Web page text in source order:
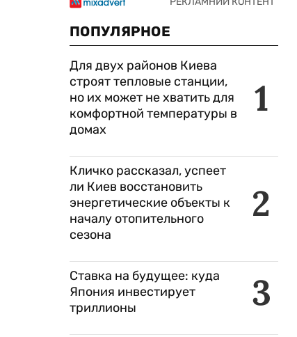
ПОПУЛЯРНОЕ
1
Для двух районов Киева
строят тепловые станции,
но их может не хватить для
комфортной температуры в
домах
2
Кличко рассказал, успеет
ли Киев восстановить
энергетические объекты к
началу отопительного
сезона
3
Ставка на будущее: куда
Япония инвестирует
триллионы